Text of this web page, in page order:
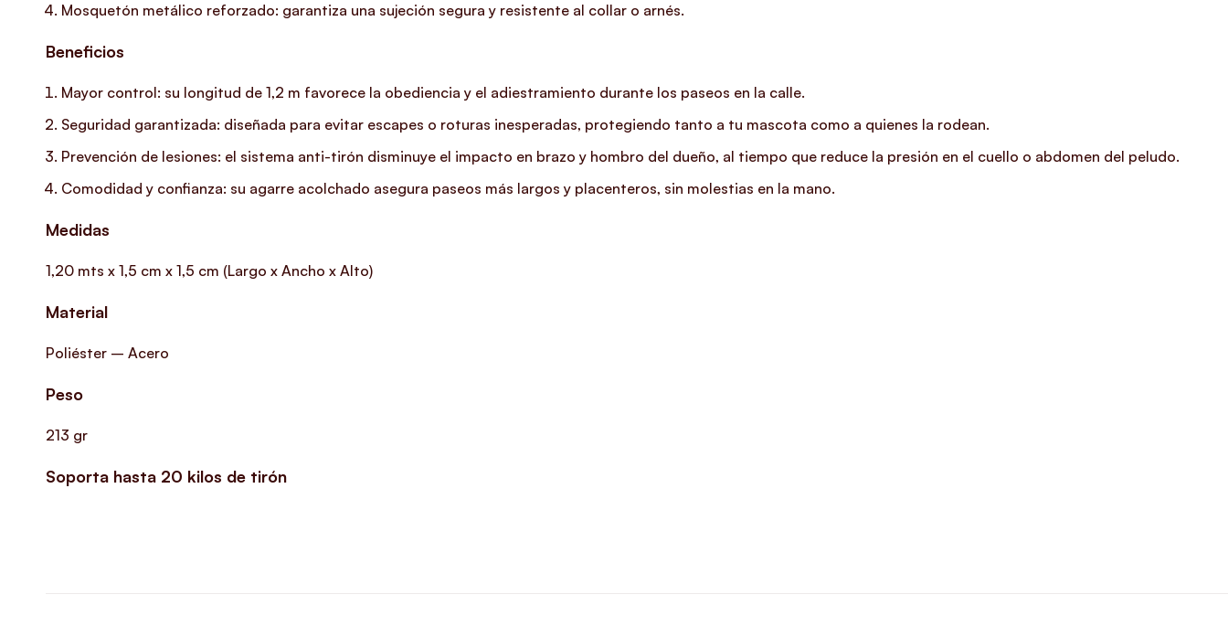
Mosquetón metálico reforzado: garantiza una sujeción segura y resistente al collar o arnés.
Beneficios
Mayor control: su longitud de 1,2 m favorece la obediencia y el adiestramiento durante los paseos en la calle.
Seguridad garantizada: diseñada para evitar escapes o roturas inesperadas, protegiendo tanto a tu mascota como a quienes la rodean.
Prevención de lesiones: el sistema anti-tirón disminuye el impacto en brazo y hombro del dueño, al tiempo que reduce la presión en el cuello o abdomen del peludo.
Comodidad y confianza: su agarre acolchado asegura paseos más largos y placenteros, sin molestias en la mano.
Medidas
1,20 mts x 1,5 cm x 1,5 cm (Largo x Ancho x Alto)
Material
Poliéster – Acero
Peso
213 gr
Soporta hasta 20 kilos de tirón